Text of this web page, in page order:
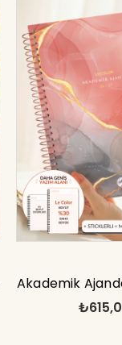
Akademik
Spiralli Stickerlı